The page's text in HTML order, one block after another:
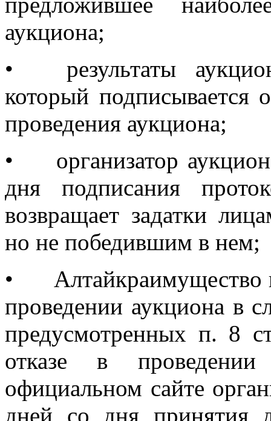
аукциона;
•
результаты
который подписывается
проведения аукциона;
•
организатор
дня подписания
возвращает задатки
но не победившим в нем;
•
Алтайкраимущество
проведении аукциона в
предусмотренных п. 8
отказе в
официальном сайте
дней со дня принятия